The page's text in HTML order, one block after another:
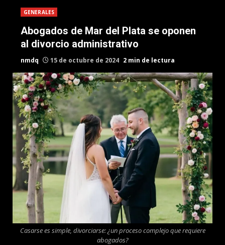
GENERALES
Abogados de Mar del Plata se oponen
al divorcio administrativo
nmdq 15 de octubre de 2024 2 min de lectura
Casarse es simple, divorciarse: ¿un proceso complejo que requiere
abogados?